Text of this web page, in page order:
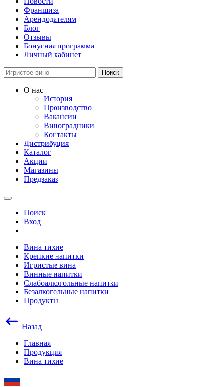
Франшиза
Арендодателям
Блог
Отзывы
Бонусная программа
Личный кабинет
Поиск
О нас
История
Производство
Вакансии
Виноградники
Контакты
Дистрибуция
Каталог
Акции
Магазины
Предзаказ
Поиск
Вход
Вина тихие
Крепкие напитки
Игристые вина
Винные напитки
Слабоалкогольные напитки
Безалкогольные напитки
Продукты
Назад
Главная
Продукция
Вина тихие